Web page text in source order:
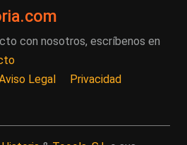
con nosotros, escríbenos en
Legal Privacidad